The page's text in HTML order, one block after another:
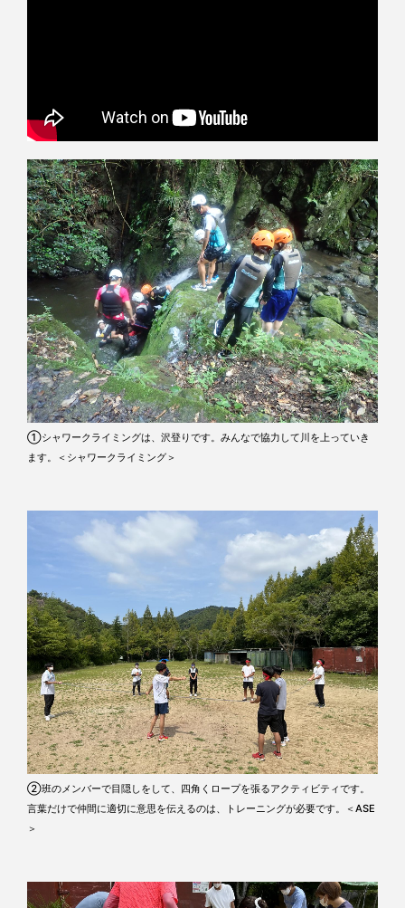
①シャワークライミングは、沢登りです。みんなで協力して川を上っていき
ます。＜シャワークライミング＞
②班のメンバーで目隠しをして、四角くロープを張るアクティビティです。
言葉だけで仲間に適切に意思を伝えるのは、トレーニングが必要です。＜ASE
＞